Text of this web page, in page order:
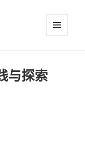
与探索